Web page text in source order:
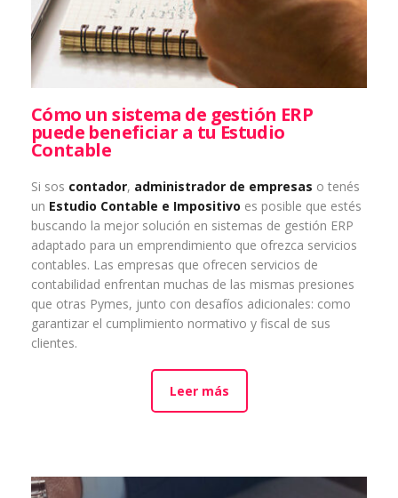
Cómo un sistema de gestión ERP
puede beneficiar a tu Estudio
Contable
Si sos contador, administrador de empresas o tenés
un Estudio Contable e Impositivo es posible que estés
buscando la mejor solución en sistemas de gestión ERP
adaptado para un emprendimiento que ofrezca servicios
contables. Las empresas que ofrecen servicios de
contabilidad enfrentan muchas de las mismas presiones
que otras Pymes, junto con desafíos adicionales: como
garantizar el cumplimiento normativo y fiscal de sus
clientes.
Leer más